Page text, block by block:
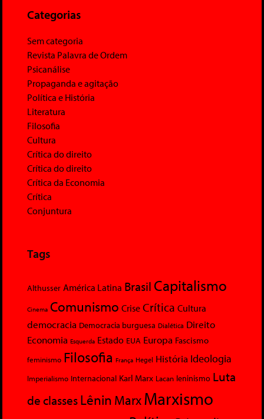
Categorias
Sem categoria
Revista Palavra de Ordem
Psicanálise
Propaganda e agitação
Política e História
Literatura
Filosofia
Cultura
Crítica do direito
Crítica do direito
Crítica da Economia
Crítica
Conjuntura
Tags
Althusser América Latina Brasil Capitalismo
Cinema Comunismo Crise Crítica Cultura
democracia Democracia burguesa Dialética Direito
Economia Esquerda Estado EUA Europa Fascismo
feminismo Filosofia França Hegel História Ideologia
Imperialismo Internacional Karl Marx Lacan leninismo Luta
de classesLênin MarxMarxismo